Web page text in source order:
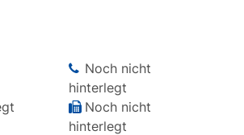
Noch nicht
hinterlegt
Noch nicht
hinterlegt